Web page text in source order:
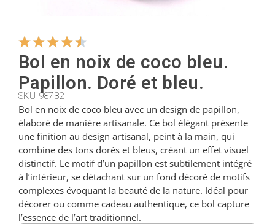
Cintres
Coupeurs
Petites cuillères
Louches
Dés à coudre
Bol en noix de coco bleu.
Papillon. Doré et bleu.
SKU 98782
Bol en noix de coco bleu avec un design de papillon,
élaboré de manière artisanale. Ce bol élégant présente
une finition au design artisanal, peint à la main, qui
combine des tons dorés et bleus, créant un effet visuel
distinctif. Le motif d’un papillon est subtilement intégré
à l’intérieur, se détachant sur un fond décoré de motifs
complexes évoquant la beauté de la nature. Idéal pour
décorer ou comme cadeau authentique, ce bol capture
l’essence de l’art traditionnel.